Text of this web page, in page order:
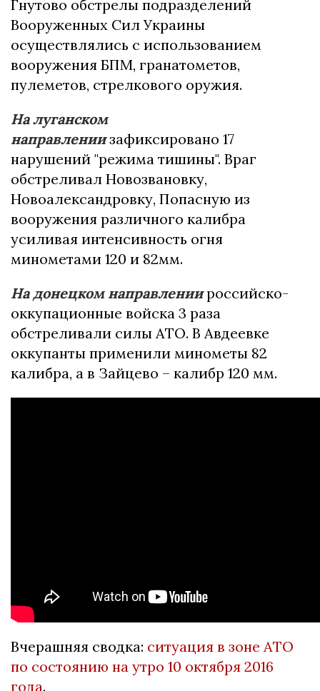
Гнутово обстрелы подразделений
Вооруженных Сил Украины
осуществлялись с использованием
вооружения БПМ, гранатометов,
пулеметов, стрелкового оружия.
На луганском
направлениизафиксировано 17
нарушений "режима тишины". Враг
обстреливал Новозвановку,
Новоалександровку, Попасную из
вооружения различного калибра
усиливая интенсивность огня
минометами 120 и 82мм.
На донецком направлениироссийско-
оккупационные войска 3 раза
обстреливали силы АТО. В Авдеевке
оккупанты применили минометы 82
калибра, а в Зайцево – калибр 120 мм.
Вчерашняя сводка: ситуация в зоне АТО
по состоянию на утро 10 октября 2016
года.